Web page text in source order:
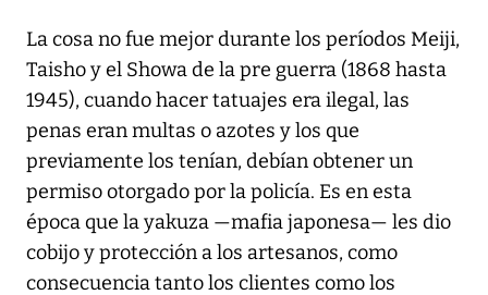
La cosa no fue mejor durante los períodos Meiji,
Taisho y el Showa de la pre guerra (1868 hasta
1945), cuando hacer tatuajes era ilegal, las
penas eran multas o azotes y los que
previamente los tenían, debían obtener un
permiso otorgado por la policía. Es en esta
época que la yakuza —mafia japonesa— les dio
cobijo y protección a los artesanos, como
consecuencia tanto los clientes como los